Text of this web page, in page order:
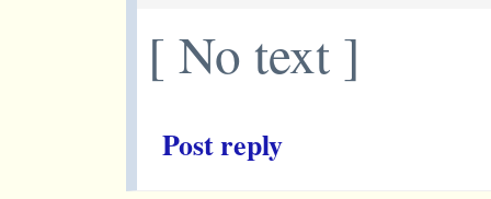
[ No text ]
Post reply